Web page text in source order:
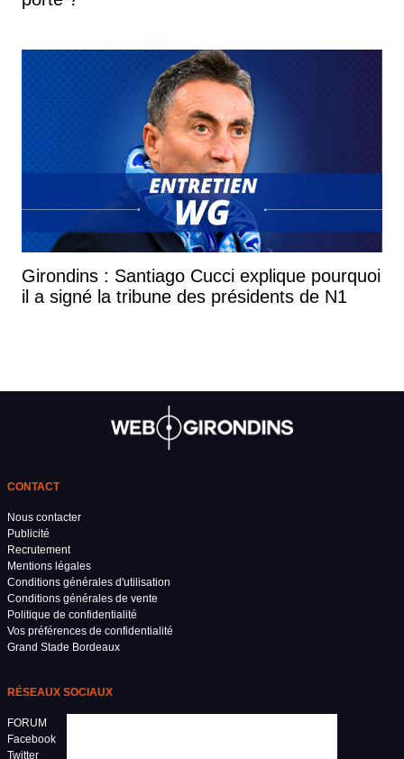
Girondins : Santiago Cucci explique pourquoi
il a signé la tribune des présidents de N1
CONTACT
Nous contacter
Publicité
Recrutement
Mentions légales
Conditions générales d'utilisation
Conditions générales de vente
Politique de confidentialité
Vos préférences de confidentialité
Grand Stade Bordeaux
RÉSEAUX SOCIAUX
FORUM
Facebook
Twitter